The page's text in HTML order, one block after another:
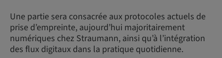
Une partie sera consacrée aux protocoles actuels de
prise d’empreinte, aujourd’hui majoritairement
numériques chez Straumann, ainsi qu’à l’intégration
des flux digitaux dans la pratique quotidienne.